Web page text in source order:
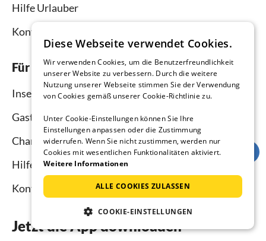
Hilfe Urlauber
Kontakt
Für Vermieter
Inserieren und vermieten
Gastgebermagazin
Channel Manager
Hilfe Vermieter
Kontakt
Jetzt die App downloaden
Diese Webseite verwendet Cookies.
Wir verwenden Cookies, um die Benutzerfreundlichkeit
unserer Website zu verbessern. Durch die weitere
Nutzung unserer Webseite stimmen Sie der Verwendung
von Cookies gemäß unserer Cookie-Richtlinie zu.
Unter Cookie-Einstellungen können Sie Ihre
Einstellungen anpassen oder die Zustimmung
widerrufen. Wenn Sie nicht zustimmen, werden nur
Cookies mit wesentlichen Funktionalitäten aktiviert.
Weitere Informationen
ALLE COOKIES ZULASSEN
COOKIE-EINSTELLUNGEN